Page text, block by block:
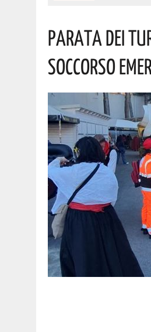
6 AGOSTO 2026 OGGI, GIORNO DELLA
6 AGOSTO 2026 | TRUFFA SPID, LA FALSA
Parata Dei
Soccorso